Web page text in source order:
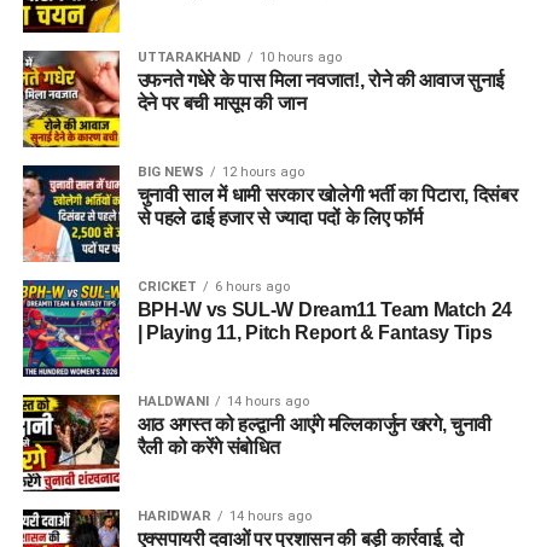
UTTARAKHAND 10 hours ago
उफनते गधेरे के पास मिला नवजात!, रोने की आवाज सुनाई
देने पर बची मासूम की जान
BIG NEWS 12 hours ago
चुनावी साल में धामी सरकार खोलेगी भर्ती का पिटारा, दिसंबर
से पहले ढाई हजार से ज्यादा पदों के लिए फॉर्म
CRICKET 6 hours ago
BPH-W vs SUL-W Dream11 Team Match 24
| Playing 11, Pitch Report & Fantasy Tips
HALDWANI 14 hours ago
आठ अगस्त को हल्द्वानी आएंगे मल्लिकार्जुन खरगे, चुनावी
रैली को करेंगे संबोधित
HARIDWAR 14 hours ago
एक्सपायरी दवाओं पर प्रशासन की बड़ी कार्रवाई, दो